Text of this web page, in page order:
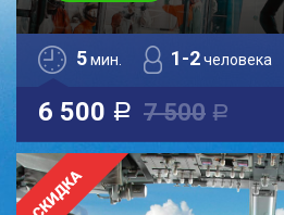
5мин. 1-2человека
6 500 a 7 500 a